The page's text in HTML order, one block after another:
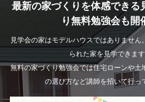
最新の家づくりを体感できる
り無料勉強会も開
見学会の家はモデルハウスではありません
られた家を見学できます
無料の家づくり勉強会では住宅ローンや土
の選び方など講師を招いて行っ